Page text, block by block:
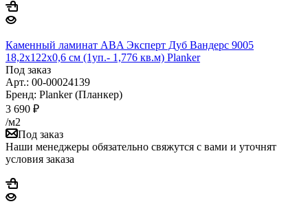
Каменный ламинат ABA Эксперт Дуб Вандерс 9005
18,2x122x0,6 см (1уп.- 1,776 кв.м) Planker
Под заказ
Арт.: 00-00024139
Бренд: Planker (Планкер)
3 690 ₽
/м2
Под заказ
Наши менеджеры обязательно свяжутся с вами и уточнят
условия заказа